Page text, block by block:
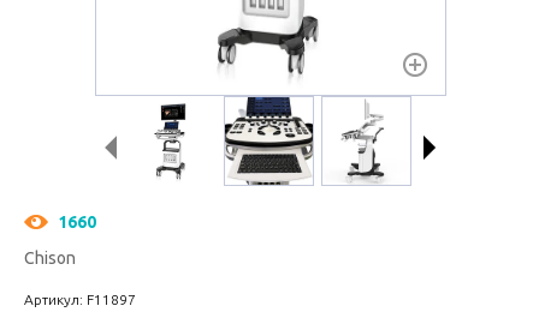
1660
Chison
Артикул: F11897